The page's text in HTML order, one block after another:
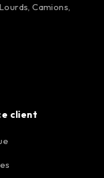
Camions,
client